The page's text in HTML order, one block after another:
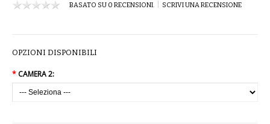
GIACCHE E CAPPOTTI
BASATO SU 0 RECENSIONI. SCRIVI UNA RECENSIONE
OPZIONI DISPONIBILI
* CAMERA 2: